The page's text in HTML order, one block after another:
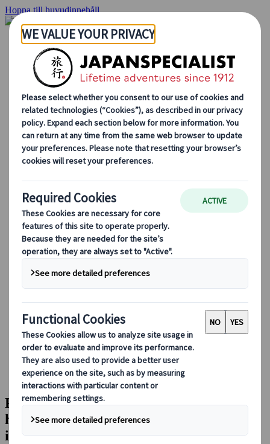
Hoppa till huvudinnehåll
Hemsidan
Resor
Individuellt resande
Gruppresor
Semester med självkörning
Utflykter
Skräddarsydda gruppresor
Japan Rail Pass
Hur vi arbetar
Om oss
Vårt team
Bli en del av vårt team
Säsongsbaserade resetips
Höjdpunkter på resmålet
Kulturella insikter
Kulinariska äventyr
Utforska Japan med tåg
Vanliga frågor och svar
Viktig information
Etikett i Japan
Körning i Japan
Boka med oss
Japan Rail Pass
Boende
Reserådgivning online
Japanspecialist
Blog
Säsongsbaserade resetips
Redo för Japan 2026? Här är höjdpunkterna och allt du bör
känna till inför resan
Redo för Japan 2026? Här är
höjdpunkterna och allt du bör känna till
inför resan